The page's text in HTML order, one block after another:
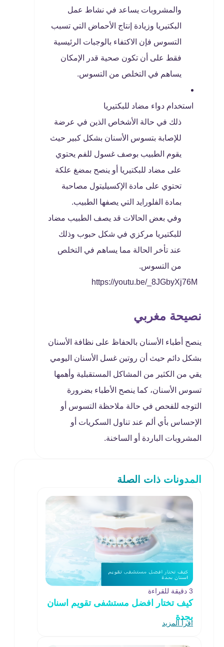
والمشروبات يساعد في نشاط عمل
البكتيريا وزيادة إنتاج الأحماض التي تسبب
التسوس فإن الاكتفاء بالوجبات الرئيسية
فقط على أن تكون صحية قدر الإمكان
يساهم في التخلص من التسوس.
استخدام دواء مضاد للبكتيريا
ذلك في حالة الأشخاص الذين في عرضة
للإصابة بتسوس الأسنان بشكل كبير حيث
يقوم الطبيب بوصف غسول للفم يحتوي
على مضاد للبكتيريا أو ينصح بمضغ علكة
تحتوي على مادة الإكسيليتول مصاحبة
بمادة الفلورايد التي يصفها الطبيب.
وفي بعض الحالات قد يصف الطبيب مضاد
للبكتيريا مركزي في شكل حبوب وذلك
عند تأخر الحالة مما يساهم في التخلص
من التسوس.
نصيحة مغربي
ينصح أطباء الأسنان بالحفاظ على نظافة الأسنان
بشكل دائم حيث أن روتين غسل الأسنان اليومي
يقي من الكثير من المشاكل المستقبلية وأهمها
تسوس الأسنان، كما ينصح الأطباء بضرورة
التوجه للفحص في حالة ملاحظة التسوس أو
الإحساس بأي ألم عند تناول السكريات أو
المشروبات الباردة أو الساخنة.
المدونات ذات الصلة
3 دقيقة للقراءة
كيف تختار افضل مستشفى تقويم اسنان
بجدة
اقرأ المزيد